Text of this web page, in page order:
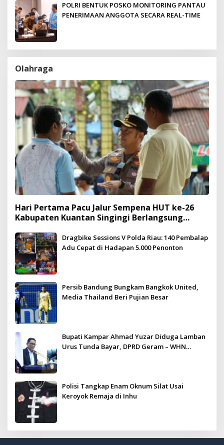
POLRI BENTUK POSKO MONITORING PANTAU
PENERIMAAN ANGGOTA SECARA REAL-TIME
Olahraga
Hari Pertama Pacu Jalur Sempena HUT ke-26
Kabupaten Kuantan Singingi Berlangsung
Dragbike Sessions V Polda Riau: 140 Pembalap
Adu Cepat di Hadapan 5.000 Penonton
Persib Bandung Bungkam Bangkok United,
Media Thailand Beri Pujian Besar
Bupati Kampar Ahmad Yuzar Diduga Lamban
Urus Tunda Bayar, DPRD Geram – WHN
Polisi Tangkap Enam Oknum Silat Usai
Keroyok Remaja di Inhu